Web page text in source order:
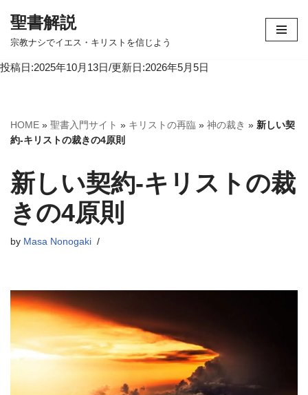
コ
テ
へ
ス
ッ
プ
聖書解説
宗教ナシでイエス・キリストを信じよう
投稿日:2025年10月13日/更新日:2026年5月5日
HOME » 聖書入門サイト » キリストの再臨 » 神の裁き » 新しい契
約-キリストの裁きの4原則
新しい契約-キリストの裁
きの4原則
by Masa Nonogaki